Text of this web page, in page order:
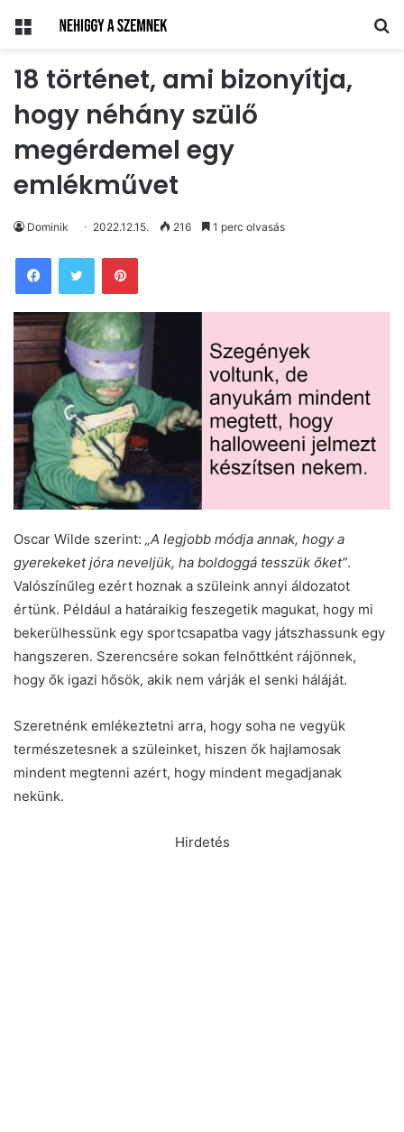
Menü
18 történet, ami bizonyítja,
hogy néhány szülő
megérdemel egy
emlékművet
Dominik 2022.12.15. 216 1 perc olvasás
Pinterest
Oscar Wilde szerint: „A legjobb módja annak, hogy a
gyerekeket jóra neveljük, ha boldoggá tesszük őket”.
Valószínűleg ezért hoznak a szüleink annyi áldozatot
értünk. Például a határaikig feszegetik magukat, hogy mi
bekerülhessünk egy sportcsapatba vagy játszhassunk egy
hangszeren. Szerencsére sokan felnőttként rájönnek,
hogy ők igazi hősök, akik nem várják el senki háláját.
Szeretnénk emlékeztetni arra, hogy soha ne vegyük
természetesnek a szüleinket, hiszen ők hajlamosak
mindent megtenni azért, hogy mindent megadjanak
nekünk.
Hirdetés